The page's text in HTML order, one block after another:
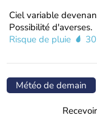
Ciel variable
Possibilité d'averses.
Risque de pluie
Météo de demain